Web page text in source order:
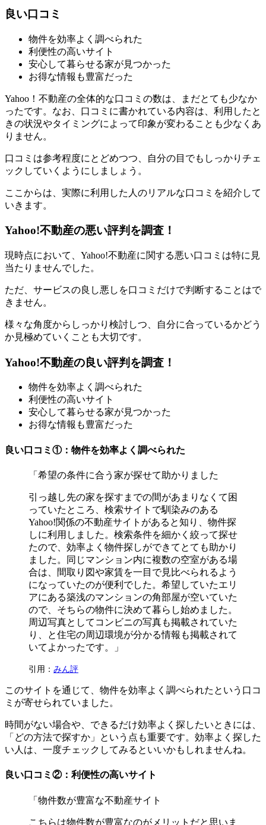
良い口コミ
物件を効率よく調べられた
利便性の高いサイト
安心して暮らせる家が見つかった
お得な情報も豊富だった
Yahoo！不動産の全体的な口コミの数は、まだとても少なか
ったです。なお、口コミに書かれている内容は、利用したと
きの状況やタイミングによって印象が変わることも少なくあ
りません。
口コミは参考程度にとどめつつ、自分の目でもしっかりチェ
ックしていくようにしましょう。
ここからは、実際に利用した人のリアルな口コミを紹介して
いきます。
Yahoo!不動産の悪い評判を調査！
現時点において、Yahoo!不動産に関する悪い口コミは特に見
当たりませんでした。
ただ、サービスの良し悪しを口コミだけで判断することはで
きません。
様々な角度からしっかり検討しつ、自分に合っているかどう
か見極めていくことも大切です。
Yahoo!不動産の良い評判を調査！
物件を効率よく調べられた
利便性の高いサイト
安心して暮らせる家が見つかった
お得な情報も豊富だった
良い口コミ①：物件を効率よく調べられた
「希望の条件に合う家が探せて助かりました
引っ越し先の家を探すまでの間があまりなくて困
っていたところ、検索サイトで馴染みのある
Yahoo!関係の不動産サイトがあると知り、物件探
しに利用しました。検索条件を細かく絞って探せ
たので、効率よく物件探しができてとても助かり
ました。同じマンション内に複数の空室がある場
合は、間取り図や家賃を一目で見比べられるよう
になっていたのが便利でした。希望していたエリ
アにある築浅のマンションの角部屋が空いていた
ので、そちらの物件に決めて暮らし始めました。
周辺写真としてコンビニの写真も掲載されていた
り、と住宅の周辺環境が分かる情報も掲載されて
いてよかったです。」
引用： みん評
このサイトを通じて、物件を効率よく調べられたという口コ
ミが寄せられていました。
時間がない場合や、できるだけ効率よく探したいときには、
「どの方法で探すか」という点も重要です。効率よく探した
い人は、一度チェックしてみるといいかもしれませんね。
良い口コミ②：利便性の高いサイト
「物件数が豊富な不動産サイト
こちらは物件数が豊富なのがメリットだと思いま